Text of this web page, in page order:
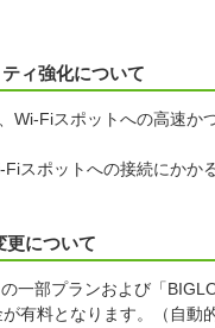
ィ強化について
Fiスポットへの高速か
スポットへの接続にかか
更について
一部プランおよび「
有料となります。（自動